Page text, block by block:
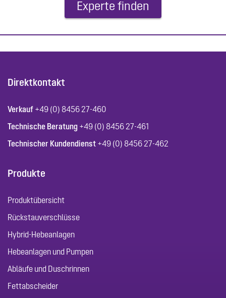
Direktkontakt
Verkauf +49 (0) 8456 27-460
Technische Beratung +49 (0) 8456 27-461
Technischer Kundendienst +49 (0) 8456 27-462
Produkte
Produktübersicht
Rückstauverschlüsse
Hybrid-Hebeanlagen
Hebeanlagen und Pumpen
Abläufe und Duschrinnen
Fettabscheider